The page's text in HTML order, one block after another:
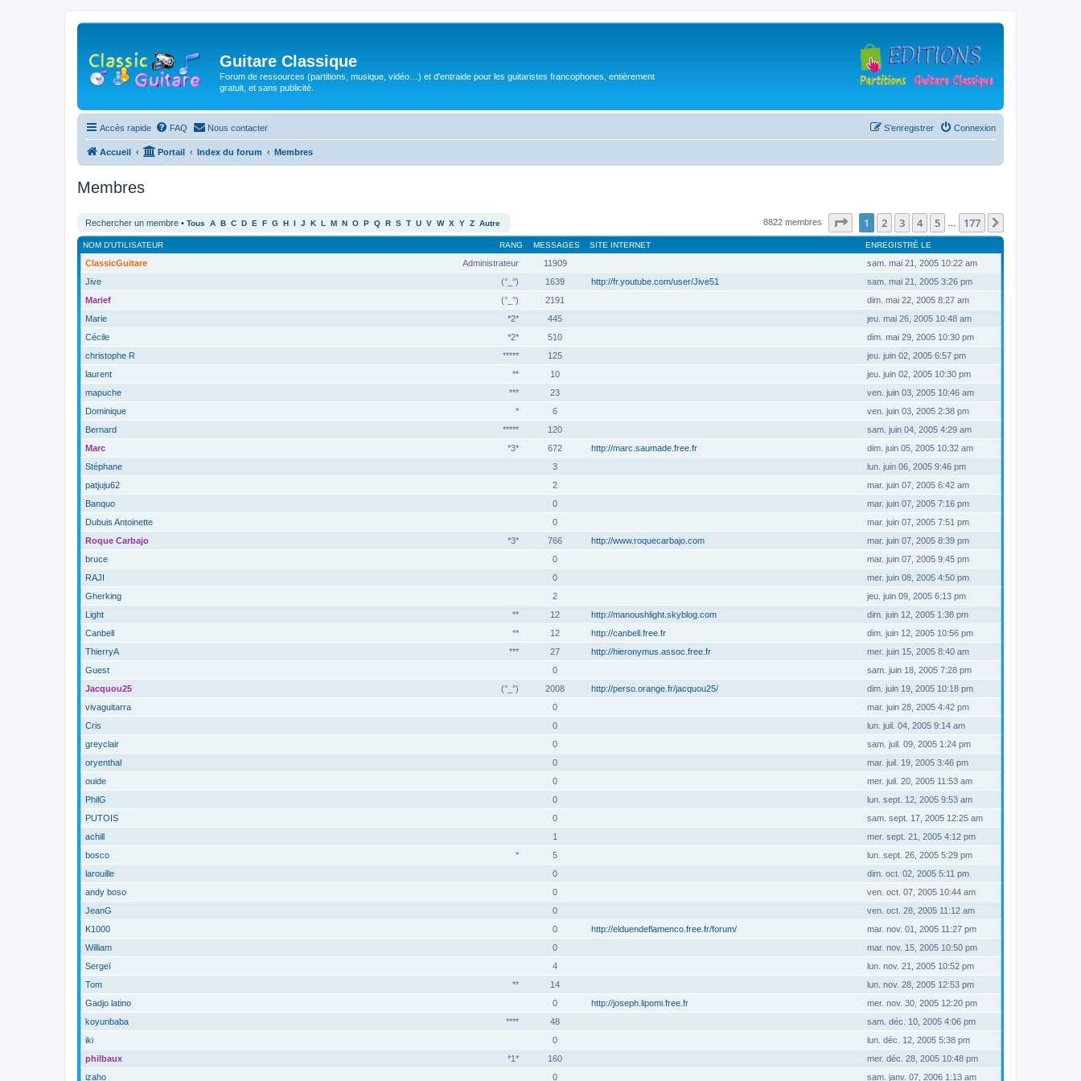
Guitare Classique
Forum de ressources (partitions, musique, vidéo…) et d'entraide pour les guitaristes francophones, entièrement
gratuit, et sans publicité.
Accès rapide FAQ Nous contacter Connexion
S’enregistrer
Accueil Portail Index du forum Membres
Membres
Rechercher un membre • Tous A B C D E F G H I J K L M N O P Q R S T U V W X Y Z Autre 8822 membres Page sur177
1 2 3 4 5 177
RANG
NOM D’UTILISATEUR MESSAGES SITE INTERNET ENREGISTRÉ LE
Administrateur
ClassicGuitare 11909
sam. mai 21, 2005 10:22 am
(°_°)
Jive 1639 http://fr.youtube.com/user/Jive51
sam. mai 21, 2005 3:26 pm
(°_°)
Marief 2191
dim. mai 22, 2005 8:27 am
*2*
Marie 445
jeu. mai 26, 2005 10:48 am
*2*
Cécile 510
dim. mai 29, 2005 10:30 pm
*****
christophe R 125
jeu. juin 02, 2005 6:57 pm
**
laurent 10
jeu. juin 02, 2005 10:30 pm
***
mapuche 23
ven. juin 03, 2005 10:46 am
*
Dominique 6
ven. juin 03, 2005 2:38 pm
*****
Bernard 120
sam. juin 04, 2005 4:29 am
*3*
Marc 672 http://marc.saumade.free.fr
dim. juin 05, 2005 10:32 am
Stéphane
3
lun. juin 06, 2005 9:46 pm
patjuju62
2
mar. juin 07, 2005 6:42 am
Banquo
0
mar. juin 07, 2005 7:16 pm
Dubuis Antoinette
0
mar. juin 07, 2005 7:51 pm
*3*
Roque Carbajo 766 http://www.roquecarbajo.com
mar. juin 07, 2005 8:39 pm
bruce
0
mar. juin 07, 2005 9:45 pm
RAJI
0
mer. juin 08, 2005 4:50 pm
Gherking
2
jeu. juin 09, 2005 6:13 pm
**
Light 12 http://manoushlight.skyblog.com
dim. juin 12, 2005 1:38 pm
**
Canbell 12 http://canbell.free.fr
dim. juin 12, 2005 10:56 pm
***
ThierryA 27 http://hieronymus.assoc.free.fr
mer. juin 15, 2005 8:40 am
Guest
0
sam. juin 18, 2005 7:28 pm
(°_°)
Jacquou25 2008 http://perso.orange.fr/jacquou25/
dim. juin 19, 2005 10:18 pm
vivaguitarra
0
mar. juin 28, 2005 4:42 pm
Cris
0
lun. juil. 04, 2005 9:14 am
greyclair
0
sam. juil. 09, 2005 1:24 pm
oryenthal
0
mar. juil. 19, 2005 3:46 pm
ouide
0
mer. juil. 20, 2005 11:53 am
PhilG
0
lun. sept. 12, 2005 9:53 am
PUTOIS
0
sam. sept. 17, 2005 12:25 am
achill
1
mer. sept. 21, 2005 4:12 pm
*
bosco 5
lun. sept. 26, 2005 5:29 pm
larouille
0
dim. oct. 02, 2005 5:11 pm
andy boso
0
ven. oct. 07, 2005 10:44 am
JeanG
0
ven. oct. 28, 2005 11:12 am
K1000
0 http://elduendeflamenco.free.fr/forum/
mar. nov. 01, 2005 11:27 pm
William
0
mar. nov. 15, 2005 10:50 pm
Sergeï
4
lun. nov. 21, 2005 10:52 pm
**
Tom 14
lun. nov. 28, 2005 12:53 pm
Gadjo latino
0 http://joseph.lipomi.free.fr
mer. nov. 30, 2005 12:20 pm
****
koyunbaba 48
sam. déc. 10, 2005 4:06 pm
iki
0
lun. déc. 12, 2005 5:38 pm
*1*
philbaux 160
mer. déc. 28, 2005 10:48 pm
izaho
0 sam. janv. 07, 2006 1:13 am